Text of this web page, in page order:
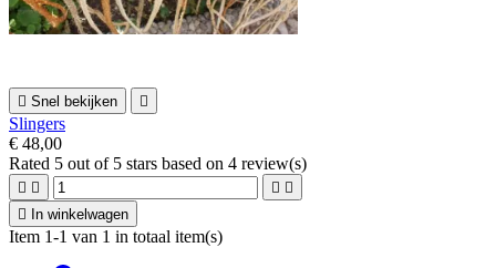
 Snel bekijken 
Slingers
€ 48,00
Rated 5 out of 5 stars based on 4 review(s)
   

In winkelwagen
Item 1-1 van 1 in totaal item(s)